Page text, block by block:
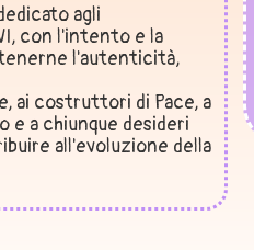
agli
con l'intento e la
l'autenticità,
ai costruttori di Pace, a
a chiunque desideri
all'evoluzione della